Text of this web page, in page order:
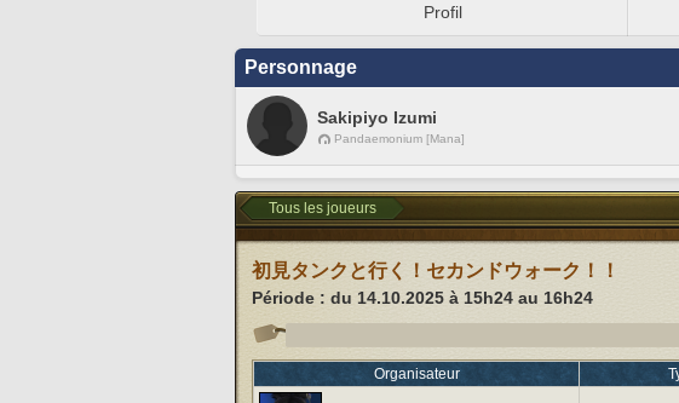
Profil
Personnage
Sakipiyo Izumi
Pandaemonium [Mana]
Tous les joueurs
初見タンクと行く！セカンドウォーク！！
Période : du 14.10.2025 à 15h24 au 16h24
Organisateur